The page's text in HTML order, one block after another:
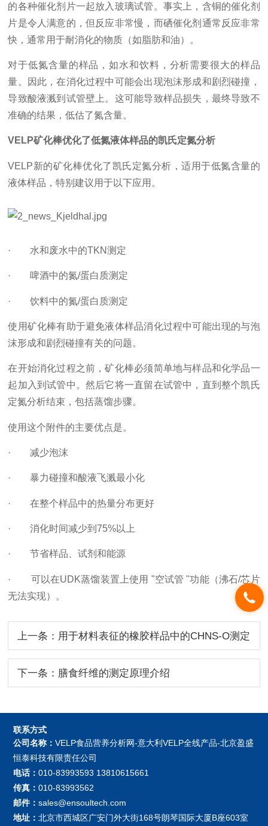
的各种催化剂片一起放入玻璃试管。事实上，含铜的催化剂
片是令人满意的，但反应非常慢，而硒催化剂通常反应非常
快，通常用于耐消化的物质（如脂肪和油）。
对于低氮含量的样品，如水和饮料，分析需要很大的样品
量。因此，在消化过程中可能会出现泡沫形成和剧烈碰撞，
导致酸液溅到试管壁上。这可能导致样品损失，最终导致不
准确的结果，低估了氮含量。
VELP矿化棒优化了低氮液体样品的凯氏定氮分析
VELP新的矿化棒优化了凯氏定氮分析，适用于低氮含量的
液体样品，特别建议用于以下应用。
· 水和废水中的TKN测定
· 啤酒中的氮/蛋白质测定
· 饮料中的氮/蛋白质测定
使用矿化棒有助于避免液体样品消化过程中可能出现的与泡
沫形成和剧烈碰撞有关的问题。
在开始消化过程之前，矿化棒必须简单地与样品和化学品一
起加入到试管中。然后它将一直留在试管中，直到整个凯氏
定氮分析结束，包括蒸馏步骤。
使用这个附件的主要优点是。
· 减少泡沫
· 暴力碰撞和酸液飞溅最小化
· 在整个样品中的热量分布更好
· 消化时间减少到75%以上
· 节省样品、试剂和能源
· 可以在UDK蒸馏装置上使用 "空试管 "功能（沸石/芯片
无法实现）。
上一条：用于材料表征的橡胶样品中的CHNS-O测定
下一条：膳食纤维的测定原理介绍
联系方式
公司名称：VELP食品营养分析网-意大利VELP全线产品-北京盈盛
恒泰科技有限责任公司
电话：010-83993593 13810615661
传真：010-83993562
邮件：sales@ensoultech.com
地址：北京市西城区广安门外大街168号朗琴国际大厦B座603室